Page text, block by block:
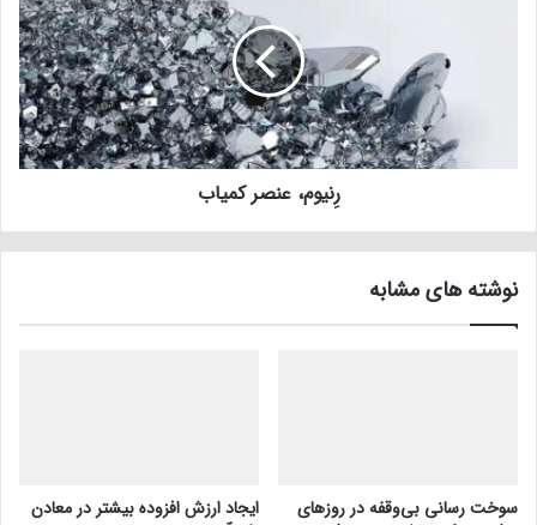
رِنیوم، عنصر کمیاب
نوشته های مشابه
سوخت رسانی بی‌وقفه در روز‌های
ایجاد ارزش افزوده بیشتر در معادن